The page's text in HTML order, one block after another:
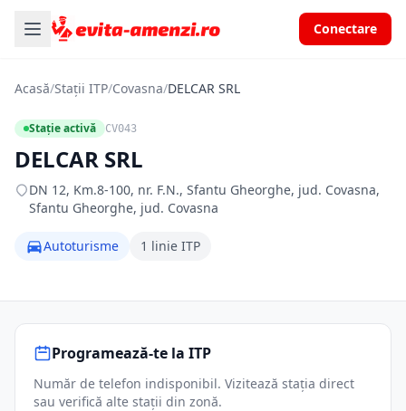
Conectare
Acasă/Stații ITP/Covasna/DELCAR SRL
Stație activă CV043
DELCAR SRL
DN 12, Km.8-100, nr. F.N., Sfantu Gheorghe, jud. Covasna,
Sfantu Gheorghe, jud. Covasna
Autoturisme 1 linie ITP
Programează-te la ITP
Număr de telefon indisponibil. Vizitează stația direct
sau verifică alte stații din zonă.